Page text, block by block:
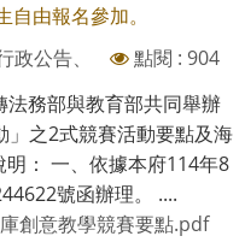
由報名參加。
公告、
點閱 : 904
務部與教育部共同舉辦
」之2式競賽活動要點及海
： 一、依據本府114年8
號函辦理。 ....
創意教學競賽要點.pdf